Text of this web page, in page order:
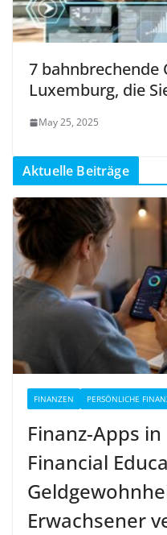
7 bahnbrechende
Luxemburg, die
May 25, 2025
Aktuelle Beiträge
FINANZEN PERSÖNLICHE
Finanz-Apps
Financial
Erwachsener